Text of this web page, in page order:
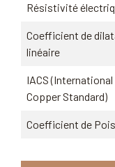
Résistivité
Coefficient de
linéaire
IACS (International
Copper Standard)
Coefficient de